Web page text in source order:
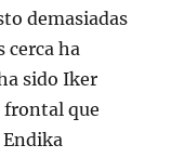
demasiadas
cerca ha
sido Iker
frontal que
Endika